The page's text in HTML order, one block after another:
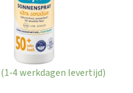
4 werkdagen levertijd)